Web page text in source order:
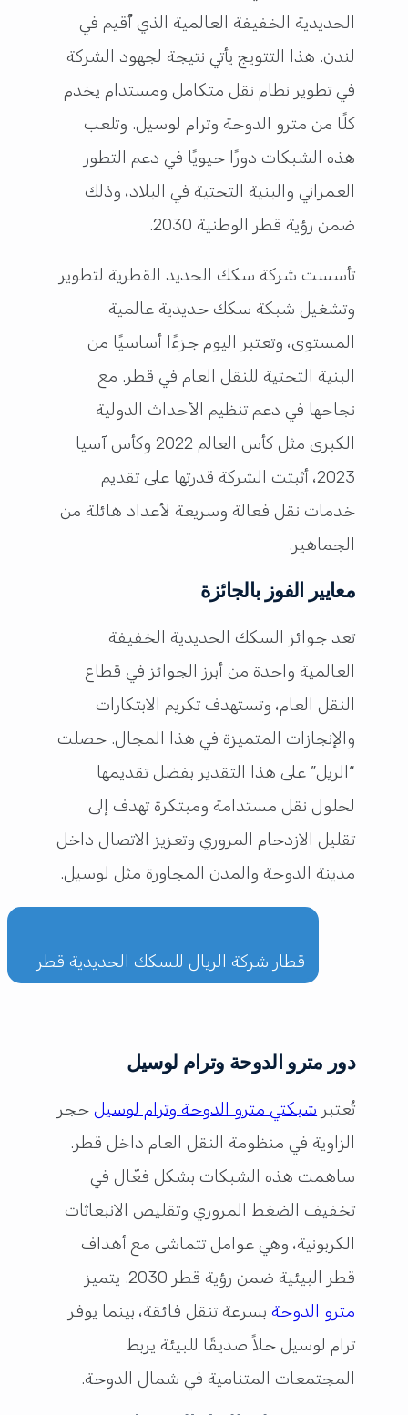
الحديدية الخفيفة العالمية الذي أُقيم في
لندن. هذا التتويج يأتي نتيجة لجهود الشركة
في تطوير نظام نقل متكامل ومستدام يخدم
كلًا من مترو الدوحة وترام لوسيل. وتلعب
هذه الشبكات دورًا حيويًا في دعم التطور
العمراني والبنية التحتية في البلاد، وذلك
ضمن رؤية قطر الوطنية 2030.
تأسست شركة سكك الحديد القطرية لتطوير
وتشغيل شبكة سكك حديدية عالمية
المستوى، وتعتبر اليوم جزءًا أساسيًا من
البنية التحتية للنقل العام في قطر. مع
نجاحها في دعم تنظيم الأحداث الدولية
الكبرى مثل كأس العالم 2022 وكأس آسيا
2023، أثبتت الشركة قدرتها على تقديم
خدمات نقل فعالة وسريعة لأعداد هائلة من
الجماهير.
معايير الفوز بالجائزة
تعد جوائز السكك الحديدية الخفيفة
العالمية واحدة من أبرز الجوائز في قطاع
النقل العام، وتستهدف تكريم الابتكارات
والإنجازات المتميزة في هذا المجال. حصلت
“الريل” على هذا التقدير بفضل تقديمها
لحلول نقل مستدامة ومبتكرة تهدف إلى
تقليل الازدحام المروري وتعزيز الاتصال داخل
مدينة الدوحة والمدن المجاورة مثل لوسيل.
قطار شركة الريال للسكك الحديدية قطر
دور مترو الدوحة وترام لوسيل
تُعتبر شبكتي مترو الدوحة وترام لوسيلحجر
الزاوية في منظومة النقل العام داخل قطر.
ساهمت هذه الشبكات بشكل فعّال في
تخفيف الضغط المروري وتقليص الانبعاثات
الكربونية، وهي عوامل تتماشى مع أهداف
قطر البيئية ضمن رؤية قطر 2030. يتميز
مترو الدوحةبسرعة تنقل فائقة، بينما يوفر
ترام لوسيل حلاً صديقًا للبيئة يربط
المجتمعات المتنامية في شمال الدوحة.